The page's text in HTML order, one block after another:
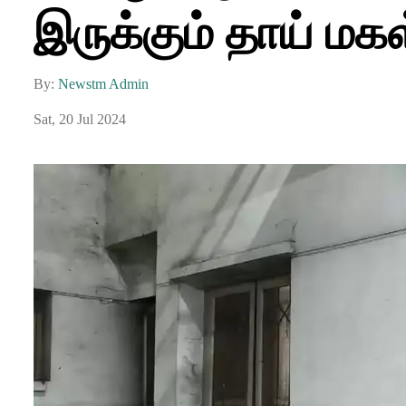
இருக்கும் தாய்
By: Newstm Admin
Sat, 20 Jul 2024